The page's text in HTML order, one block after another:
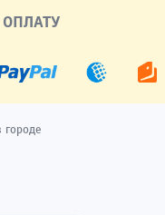
городе